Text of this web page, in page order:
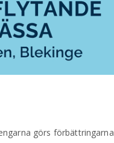
görs förbättringarna